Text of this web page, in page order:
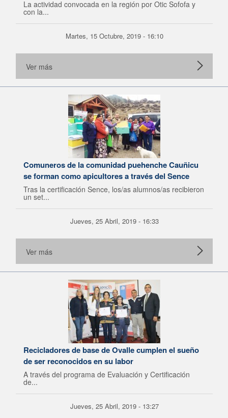
La actividad convocada en la región por Otic Sofofa y
con la...
Martes, 15 Octubre, 2019 - 16:10
Ver más
Comuneros de la comunidad puehenche Cauñicu
se forman como apicultores a través del Sence
Tras la certificación Sence, los/as alumnos/as recibieron
un set...
Jueves, 25 Abril, 2019 - 16:33
Ver más
Recicladores de base de Ovalle cumplen el sueño
de ser reconocidos en su labor
A través del programa de Evaluación y Certificación
de...
Jueves, 25 Abril, 2019 - 13:27